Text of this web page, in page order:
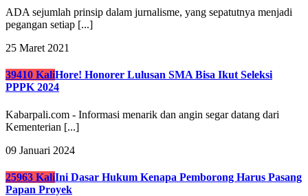
ADA sejumlah prinsip dalam jurnalisme, yang sepatutnya menjadi
pegangan setiap [...]
25 Maret 2021
39410 KaliHore! Honorer Lulusan SMA Bisa Ikut Seleksi
PPPK 2024
Kabarpali.com - Informasi menarik dan angin segar datang dari
Kementerian [...]
09 Januari 2024
25963 KaliIni Dasar Hukum Kenapa Pemborong Harus Pasang
Papan Proyek